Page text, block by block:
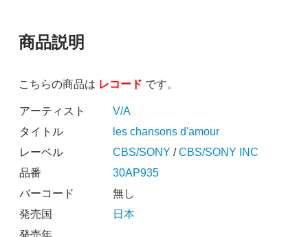
商品説明
こちらの商品は レコード です。
アーティスト
V/A
タイトル
les chansons d'amour
レーベル
CBS/SONY /CBS/SONY INC
品番
30AP935
バーコード
無し
発売国
日本
発売年